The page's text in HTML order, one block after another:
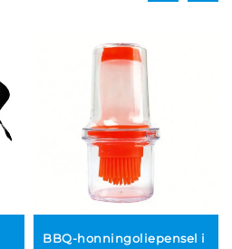
BBQ-honningoliepensel i